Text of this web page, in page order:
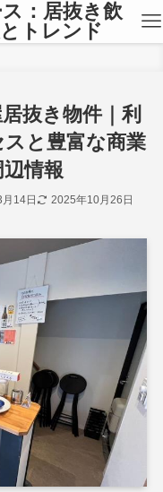
：居抜き飲
トレンド
抜き物件｜利
と豊富な商業
情報
14日 2025年10月26日